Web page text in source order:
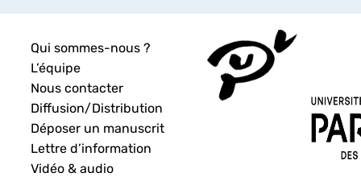
Qui sommes-nous ?
L’équipe
Nous contacter
Diffusion/Distribution
Déposer un manuscrit
Lettre d’information
Vidéo & audio